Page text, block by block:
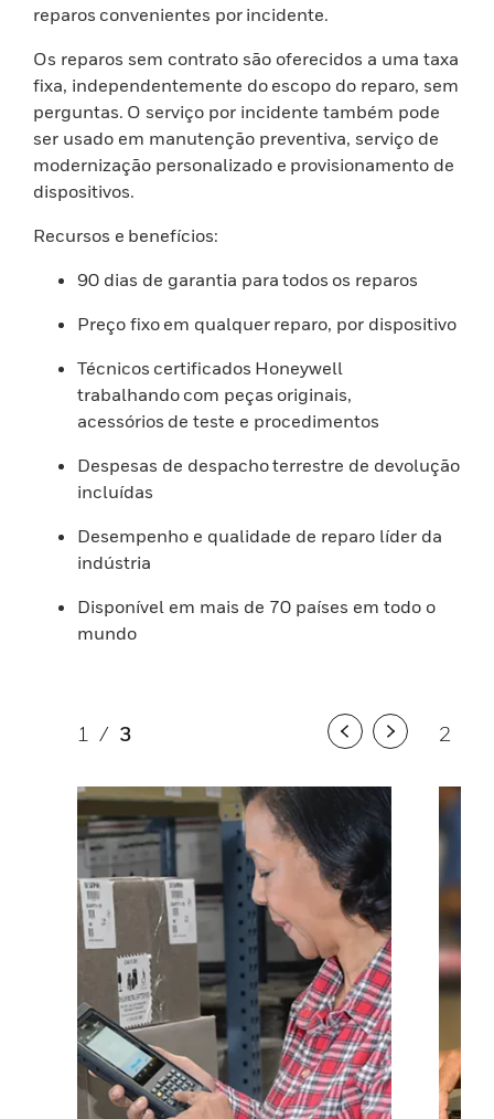
reparos convenientes por incidente.
Os reparos sem contrato são oferecidos a uma taxa
fixa, independentemente do escopo do reparo, sem
perguntas. O serviço por incidente também pode
ser usado em manutenção preventiva, serviço de
modernização personalizado e provisionamento de
dispositivos.
Recursos e benefícios:
90 dias de garantia para todos os reparos
Preço fixo em qualquer reparo, por dispositivo
Técnicos certificados Honeywell
trabalhando com peças originais,
acessórios de teste e procedimentos
Despesas de despacho terrestre de devolução
incluídas
Desempenho e qualidade de reparo líder da
indústria
Disponível em mais de 70 países em todo o
mundo
1 / 3 2